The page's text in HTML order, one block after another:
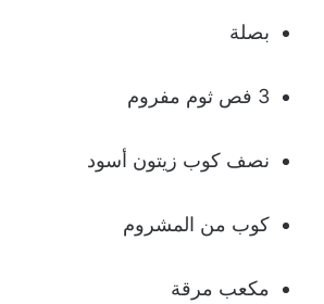
بصلة
3 فص ثوم مفروم
نصف كوب زيتون أسود
كوب من المشروم
مكعب مرقة